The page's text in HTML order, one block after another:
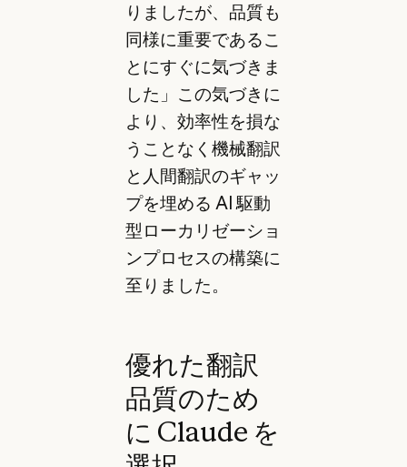
りましたが、品質も
同様に重要であるこ
とにすぐに気づきま
した」この気づきに
より、効率性を損な
うことなく機械翻訳
と人間翻訳のギャッ
プを埋める AI 駆動
型ローカリゼーショ
ンプロセスの構築に
至りました。
優れた翻訳
品質のため
に Claude を